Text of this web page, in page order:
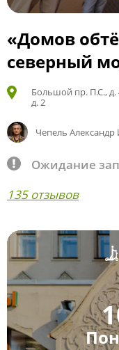
«Домов
северный
Большой пр. П.С., д.
д. 2
Чепель
Ожидание
135 отзывов